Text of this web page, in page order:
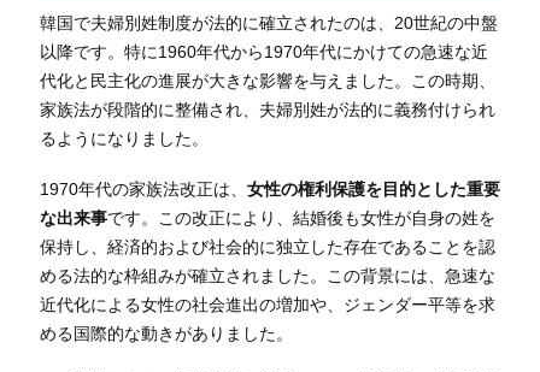
韓国で夫婦別姓制度が法的に確立されたのは、20世紀の中盤
以降です。特に1960年代から1970年代にかけての急速な近
代化と民主化の進展が大きな影響を与えました。この時期、
家族法が段階的に整備され、夫婦別姓が法的に義務付けられ
るようになりました。
1970年代の家族法改正は、 女性の権利保護を目的とした重要
な出来事です。この改正により、結婚後も女性が自身の姓を
保持し、経済的および社会的に独立した存在であることを認
める法的な枠組みが確立されました。この背景には、急速な
近代化による女性の社会進出の増加や、ジェンダー平等を求
める国際的な動きがありました。